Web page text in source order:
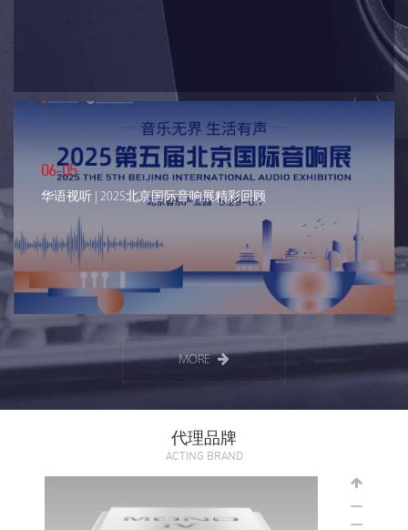
06-05
华语视听 | 2025北京国际音响展精彩回顾
MORE
代理品牌
ACTING BRAND